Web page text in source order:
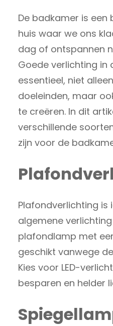
De badkamer is een
huis waar we ons
dag of ontspannen
Goede verlichting in
essentieel, niet
doeleinden, maar
te creëren. In dit
verschillende
zijn voor de
Plafondverlichting is
algemene
plafondlamp met
geschikt vanwege
Kies voor LED-
besparen en helder